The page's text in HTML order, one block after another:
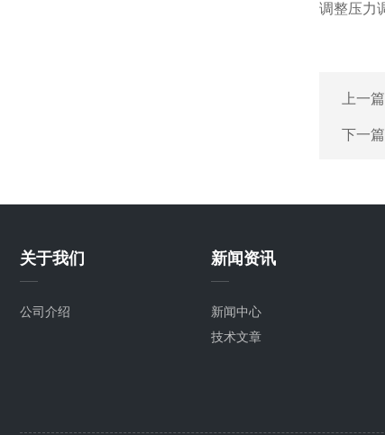
调整压力
上一篇
下一篇
关于我们
公司介绍
新闻资讯
新闻中心
技术文章